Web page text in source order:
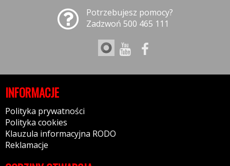
Potrzebujesz pomocy?
Zadzwoń 500 465 111
INFORMACJE
Polityka prywatności
Polityka cookies
Klauzula informacyjna RODO
Reklamacje